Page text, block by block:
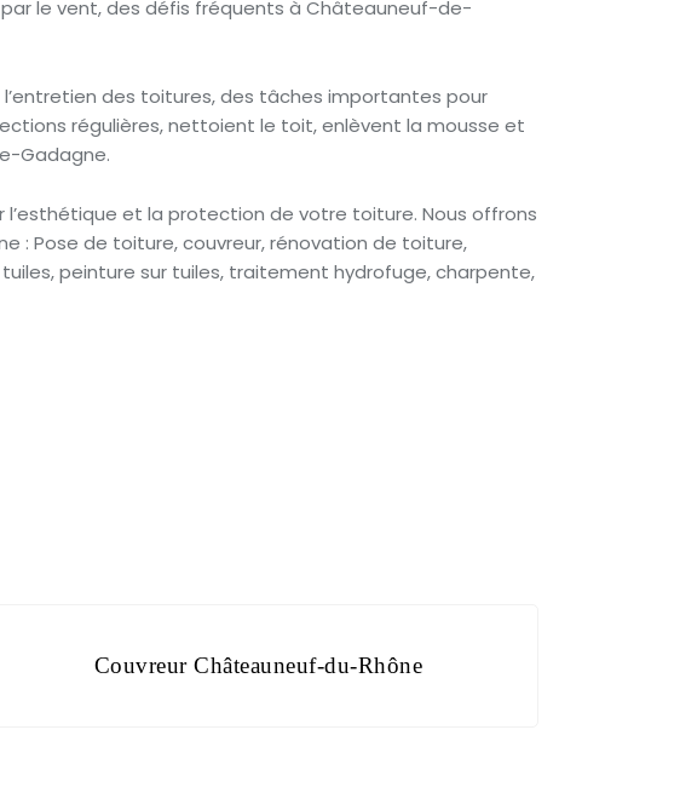
le vent, des défis fréquents à Châteauneuf-de-
des toitures, des tâches importantes pour
régulières, nettoient le toit, enlèvent la mousse et
Gadagne.
et la protection de votre toiture. Nous offrons
: Pose de toiture, couvreur, rénovation de toiture,
peinture sur tuiles, traitement hydrofuge, charpente,
Couvreur Châteauneuf-du-Rhône